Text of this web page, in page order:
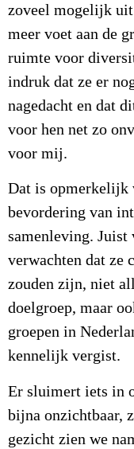
zoveel mogelijk uit
meer voet aan de
ruimte voor
indruk dat ze er
nagedacht en dat
voor hen net zo
voor mij.
Dat is opmerkelijk
bevordering van
samenleving. Juist
verwachten dat ze
zouden zijn, niet
doelgroep, maar
groepen in
kennelijk vergist.
Er sluimert iets in
bijna onzichtbaar,
gezicht zien we